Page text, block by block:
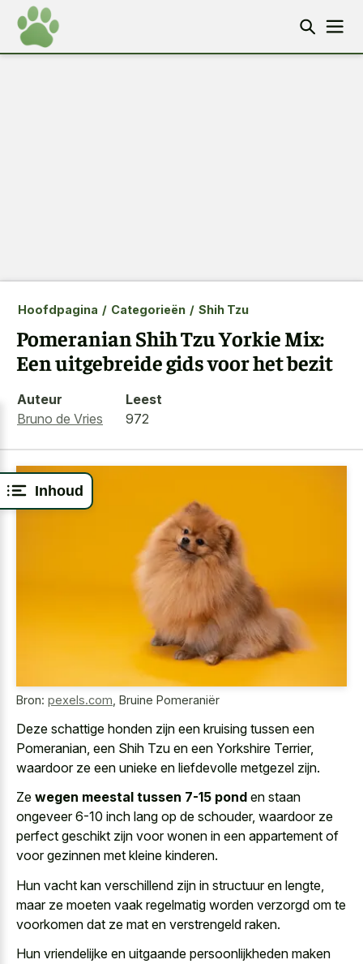
Inhoud
Hoofdpagina / Categorieën / Shih Tzu
Pomeranian Shih Tzu Yorkie Mix:
Een uitgebreide gids voor het bezit
Auteur
Bruno de Vries
Leest
972
Bron: pexels.com Bruine Pomeraniër
Deze schattige honden zijn een kruising tussen een
Pomeranian, een Shih Tzu en een Yorkshire Terrier,
waardoor ze een unieke en liefdevolle metgezel zijn.
Ze wegen meestal tussen 7-15 pond en staan
ongeveer 6-10 inch lang op de schouder, waardoor ze
perfect geschikt zijn voor wonen in een appartement of
voor gezinnen met kleine kinderen.
Hun vacht kan verschillend zijn in structuur en lengte,
maar ze moeten vaak regelmatig worden verzorgd om te
voorkomen dat ze mat en verstrengeld raken.
Hun vriendelijke en uitgaande persoonlijkheden maken